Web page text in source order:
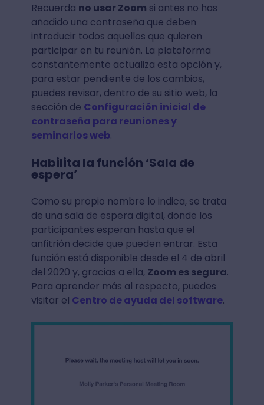
Recuerda no usar Zoom si antes no has
añadido una contraseña que deben
introducir todos aquellos que quieren
participar en tu reunión. La plataforma
constantemente actualiza esta opción y,
para estar pendiente de los cambios,
puedes revisar, dentro de su sitio web, la
sección de Configuración inicial de
contraseña para reuniones y
seminarios web.
Habilita la función ‘Sala de
espera’
Como su propio nombre lo indica, se trata
de una sala de espera digital, donde los
participantes esperan hasta que el
anfitrión decide que pueden entrar. Esta
función está disponible desde el 4 de abril
del 2020 y, gracias a ella, Zoom es segura.
Para aprender más al respecto, puedes
visitar el Centro de ayuda del software.